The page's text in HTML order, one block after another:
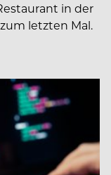
in der
letzten Mal.